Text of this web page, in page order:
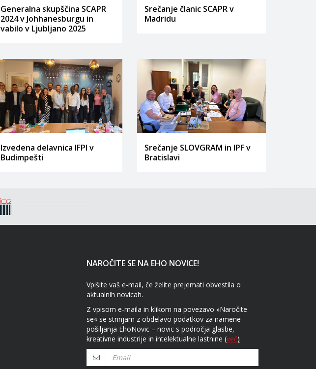
Generalna skupščina SCAPR
2024 v Johhanesburgu in
vabilo v Ljubljano 2025
Srečanje članic SCAPR v
Madridu
Izvedena delavnica IFPI v
Budimpešti
Srečanje SLOVGRAM in IPF v
Bratislavi
NAROČITE SE NA EHO NOVICE!
Vpišite vaš e-mail, če želite prejemati obvestila o
aktualnih novicah.
Z vpisom e-maila in klikom na povezavo »Naročite
se« se strinjam z obdelavo podatkov za namene
pošiljanja EhoNovic – novic s področja glasbe,
kreativne industrije in intelektualne lastnine (več)